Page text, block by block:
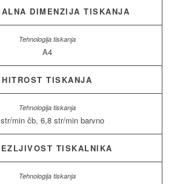
DIMENZIJA TISKANJA
A4
HITROST TISKANJA
min čb, 6,8 str/min barvno
TISKALNIKA